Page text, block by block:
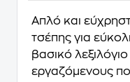
Απλό και
τσέπης για
βασικό
εργαζόμενους